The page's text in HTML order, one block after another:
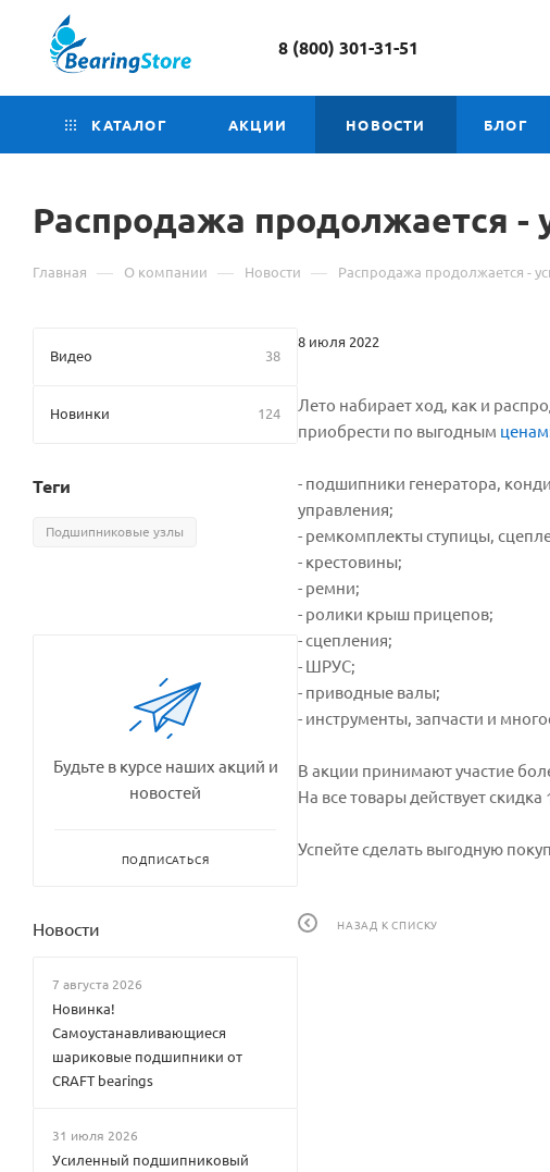
8 (800) 301-31-51
КАТАЛОГ АКЦИИ НОВОСТИ БЛОГ
Распродажа продолжается
Главная — О компании — Новости — Распродажа продолжается -
8 июля 2022
Лето набирает ход, как и
приобрести по выгодным ценам
- подшипники генератора,
управления;
- ремкомплекты ступицы,
- крестовины;
- ремни;
- ролики крыш прицепов;
- сцепления;
- ШРУС;
- приводные валы;
- инструменты, запчасти и
В акции принимают участие
На все товары действует
Успейте сделать выгодную
НАЗАД К СПИСКУ
Видео 38
Новинки 124
Теги
Подшипниковые узлы
Будьте в курсе наших акций и
новостей
ПОДПИСАТЬСЯ
Новости
7 августа 2026
Новинка!
Самоустанавливающиеся
шариковые подшипники от
CRAFT bearings
31 июля 2026
Усиленный подшипниковый